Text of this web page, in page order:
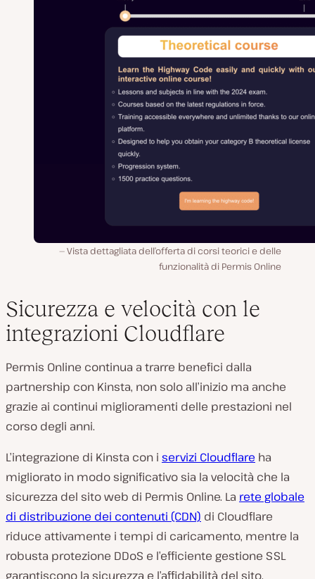
Vista dettagliata dell’offerta di corsi teorici e delle
funzionalità di Permis Online
Sicurezza e velocità con le
integrazioni Cloudflare
Permis Online continua a trarre benefici dalla
partnership con Kinsta, non solo all’inizio ma anche
grazie ai continui miglioramenti delle prestazioni nel
corso degli anni.
L’integrazione di Kinsta con i servizi Cloudflare ha
migliorato in modo significativo sia la velocità che la
sicurezza del sito web di Permis Online. La rete globale
di distribuzione dei contenuti (CDN) di Cloudflare
riduce attivamente i tempi di caricamento, mentre la
robusta protezione DDoS e l’efficiente gestione SSL
garantiscono la sicurezza e l’affidabilità del sito.